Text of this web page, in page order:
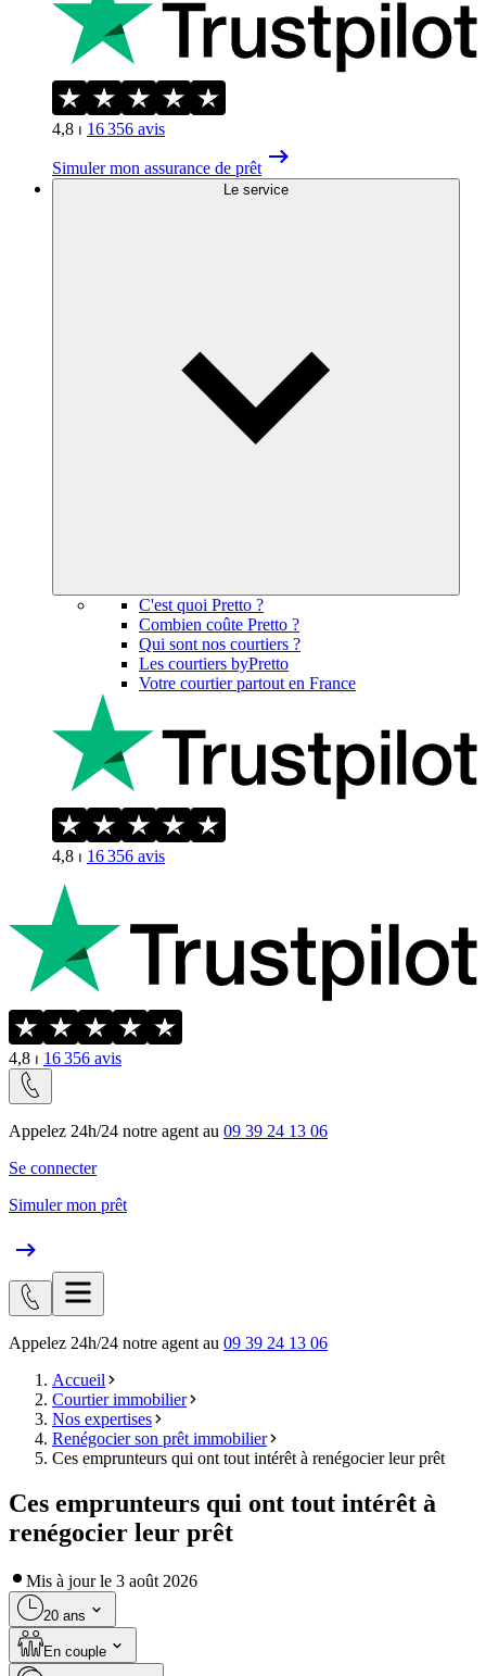
4,8 ⏐ 16 356 avis
Simuler mon assurance de prêt
Le service
C'est quoi Pretto ?
Combien coûte Pretto ?
Qui sont nos courtiers ?
Les courtiers byPretto
Votre courtier partout en France
4,8 ⏐ 16 356 avis
4,8 ⏐ 16 356 avis
Appelez 24h/24 notre agent au 09 39 24 13 06
Se connecter
Simuler mon prêt
Appelez 24h/24 notre agent au 09 39 24 13 06
Accueil
Courtier immobilier
Nos expertises
Renégocier son prêt immobilier
Ces emprunteurs qui ont tout intérêt à renégocier leur prêt
Ces emprunteurs qui ont tout intérêt à
renégocier leur prêt
Mis à jour le 3 août 2026
20 ans
En couple